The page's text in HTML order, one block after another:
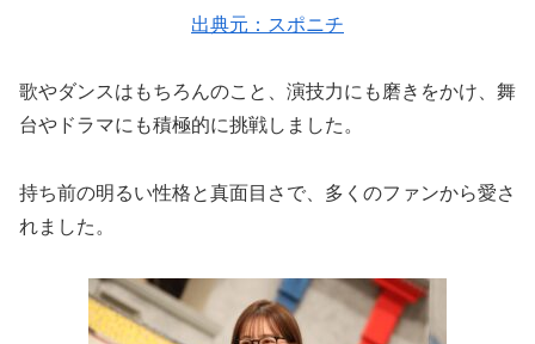
出典元：スポニチ
歌やダンスはもちろんのこと、演技力にも磨きをかけ、舞
台やドラマにも積極的に挑戦しました。
持ち前の明るい性格と真面目さで、多くのファンから愛さ
れました。